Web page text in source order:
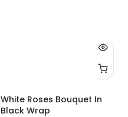
White Roses Bouquet In
Black Wrap